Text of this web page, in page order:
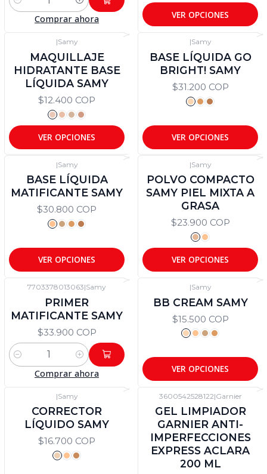
Cantidad
Comprar ahora VER OPCIONES
|Samy
MAQUILLAJE
HIDRATANTE BASE
LÍQUIDA SAMY
$12.400 COP
VER OPCIONES
|Samy
BASE LÍQUIDA GO
BRIGHT! SAMY
$31.200 COP
VER OPCIONES
|Samy
BASE LÍQUIDA
MATIFICANTE SAMY
$30.800 COP
VER OPCIONES
|Samy
POLVO COMPACTO
SAMY PIEL MIXTA A
GRASA
$23.900 COP
VER OPCIONES
7703378013063|Samy
PRIMER
MATIFICANTE SAMY
$33.900 COP
Cantidad
Comprar ahora
|Samy
BB CREAM SAMY
$15.500 COP
VER OPCIONES
|Samy
CORRECTOR
LÍQUIDO SAMY
$16.700 COP
3600542528122|Garnier
GEL LIMPIADOR
GARNIER ANTI-
IMPERFECCIONES
EXPRESS ACLARA
200 ML